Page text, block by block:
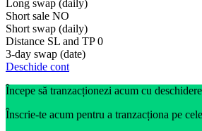
Long swap (daily)
Short sale NO
Short swap (daily)
Distance SL and TP 0
3-day swap (date)
Deschide cont
Începe să tranzacționezi acum cu
Înscrie-te acum pentru a tranzacționa pe